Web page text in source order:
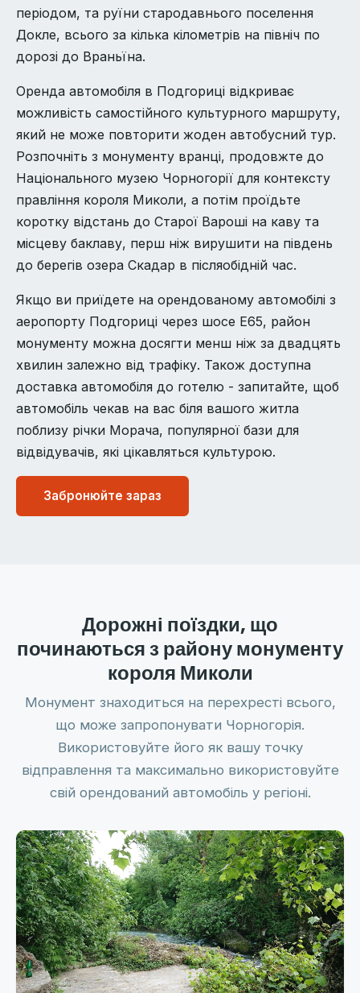
періодом, та руїни стародавнього поселення
Докле, всього за кілька кілометрів на північ по
дорозі до Враньїна.
Оренда автомобіля в Подгориці відкриває
можливість самостійного культурного маршруту,
який не може повторити жоден автобусний тур.
Розпочніть з монументу вранці, продовжте до
Національного музею Чорногорії для контексту
правління короля Миколи, а потім проїдьте
коротку відстань до Старої Вароші на каву та
місцеву баклаву, перш ніж вирушити на південь
до берегів озера Скадар в післяобідній час.
Якщо ви приїдете на орендованому автомобілі з
аеропорту Подгориці через шосе E65, район
монументу можна досягти менш ніж за двадцять
хвилин залежно від трафіку. Також доступна
доставка автомобіля до готелю - запитайте, щоб
автомобіль чекав на вас біля вашого житла
поблизу річки Морача, популярної бази для
відвідувачів, які цікавляться культурою.
Забронюйте зараз
Дорожні поїздки, що
починаються з району монументу
короля Миколи
Монумент знаходиться на перехресті всього,
що може запропонувати Чорногорія.
Використовуйте його як вашу точку
відправлення та максимально використовуйте
свій орендований автомобіль у регіоні.